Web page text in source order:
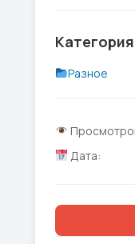
Категория
Разное
Дата: